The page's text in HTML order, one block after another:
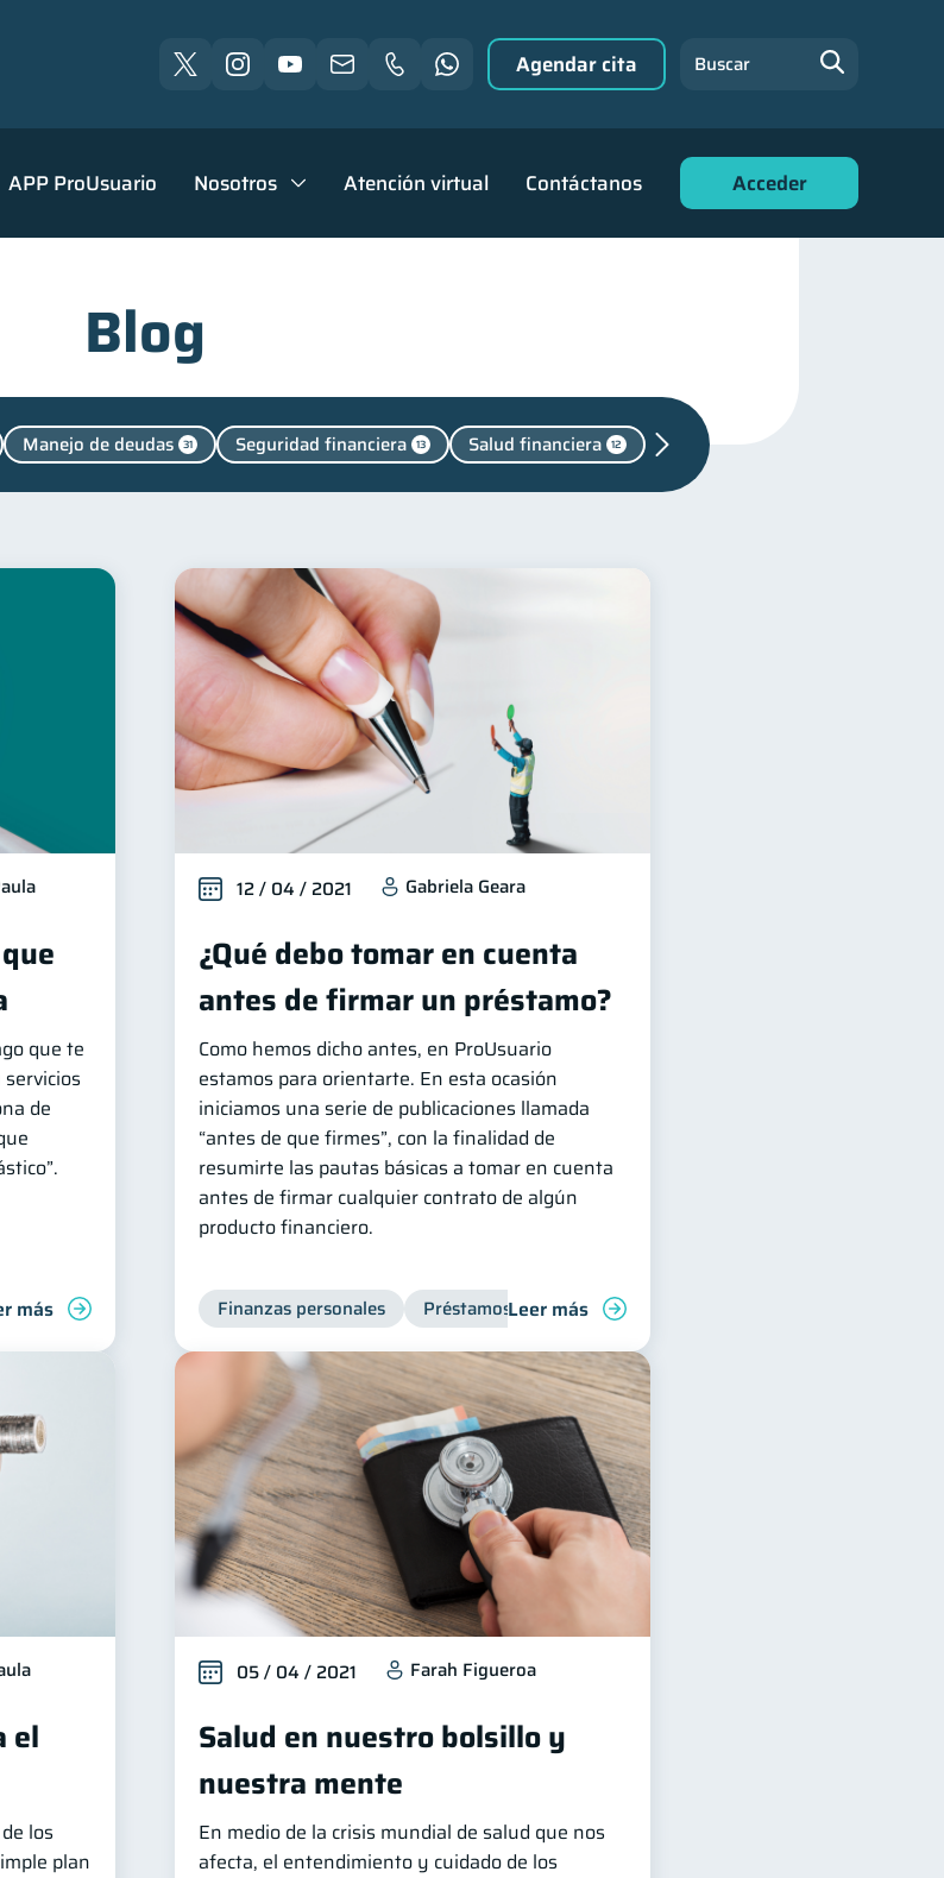
APP ProUsuario Nosotros Atención virtual Contáctanos Acceder
Agendar cita Buscar
Blog
Manejo de deudas 31 Seguridad financiera 13 Salud financiera 12
Deudas 10 Entidad financiera
Historial crediticio Ciberseguridad
Cuenta Abandonada Inversiones 2
1 Información financiera 1 ahorro
información financiera 1
que te
de
más
12 / 04 / 2021 Gabriela Geara
¿Qué debo tomar en cuenta
antes de firmar un préstamo?
Como hemos dicho antes, en ProUsuario
estamos para orientarte. En esta ocasión
iniciamos una serie de publicaciones llamada
“antes de que firmes”, con la finalidad de
resumirte las pautas básicas a tomar en cuenta
antes de firmar cualquier contrato de algún
producto financiero.
Finanzas personales Préstamos Entidad financiera
Leer más
el
los
plan
05 / 04 / 2021 Farah Figueroa
Salud en nuestro bolsillo y
nuestra mente
En medio de la crisis mundial de salud que nos
afecta, el entendimiento y cuidado de los